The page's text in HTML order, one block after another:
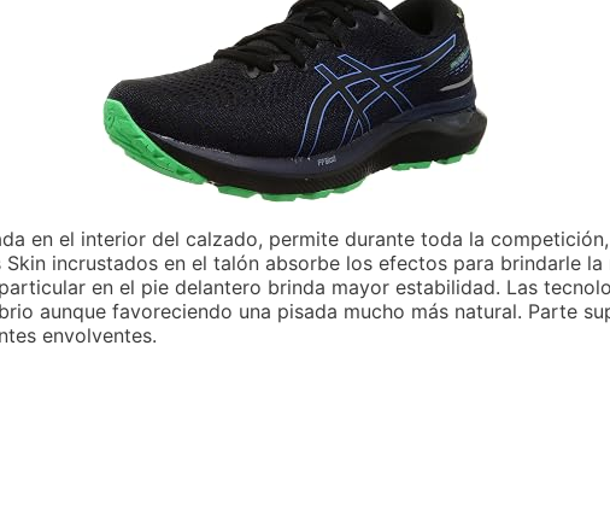
en el interior del calzado, permite durante toda la
incrustados en el talón absorbe los efectos para brindarle
en el pie delantero brinda mayor estabilidad. Las
aunque favoreciendo una pisada mucho más natural. Parte
envolventes.